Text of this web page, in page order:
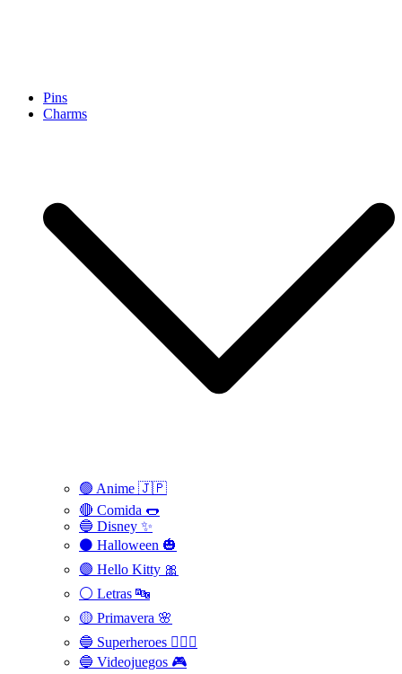
Pinpollo Store
Pins
Charms
🟢 Anime 🇯🇵
🔴 Comida 🌭
🔵 Disney ✨
⚫ Halloween 🎃
🟣 Hello Kitty 🎀
⚪️ Letras 🔤
🟡 Primavera 🌸
🔵 Superheroes 🦸🏻‍♂️
🔵 Videojuegos 🎮